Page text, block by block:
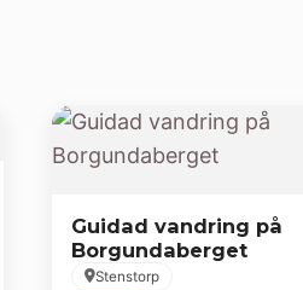
Guidad vandring på
Borgundaberget
Stenstorp